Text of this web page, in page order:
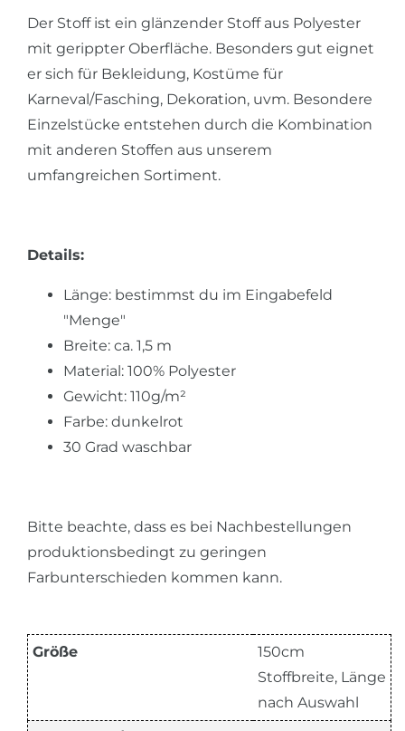
Der Stoff ist ein glänzender Stoff aus Polyester
mit gerippter Oberfläche. Besonders gut eignet
er sich für Bekleidung, Kostüme für
Karneval/Fasching, Dekoration, uvm. Besondere
Einzelstücke entstehen durch die Kombination
mit anderen Stoffen aus unserem
umfangreichen Sortiment.
Details:
Länge: bestimmst du im Eingabefeld
"Menge"
Breite: ca. 1,5 m
Material: 100% Polyester
Gewicht: 110g/m²
Farbe: dunkelrot
30 Grad waschbar
Bitte beachte, dass es bei Nachbestellungen
produktionsbedingt zu geringen
Farbunterschieden kommen kann.
Größe
150cm
Stoffbreite, Länge
nach Auswahl